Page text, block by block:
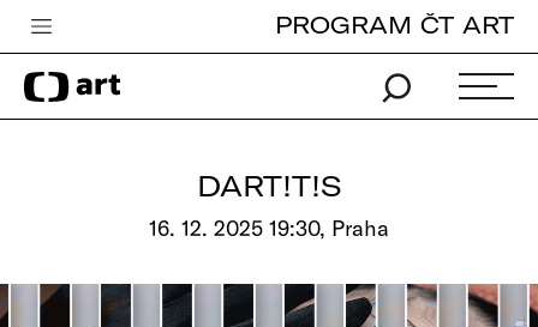
Česká televize
Zpravodajství
Pro děti
PROGRAM ČT ART
DART!T!S
16. 12. 2025 19:30, Praha